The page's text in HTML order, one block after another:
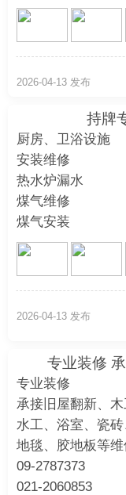
2026-04-13 发布
持牌
厨房、卫浴设施
安装维修
热水炉漏水
煤气维修
煤气安装
2026-04-13 发布
专业装修
专业装修
承接旧屋翻新、木
水工、浴室、瓷砖
地毯、胶地板等维
09-2787373
021-2060853